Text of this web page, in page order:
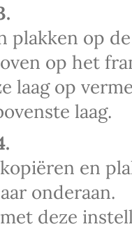
plakken op
op het
laag op
laag.
en
onderaan.
deze